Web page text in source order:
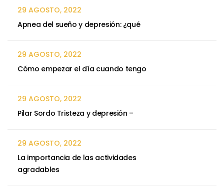
29 AGOSTO, 2022
Apnea del sueño y depresión: ¿qué
29 AGOSTO, 2022
Cómo empezar el día cuando tengo
29 AGOSTO, 2022
Pilar Sordo Tristeza y depresión –
29 AGOSTO, 2022
La importancia de las actividades
agradables